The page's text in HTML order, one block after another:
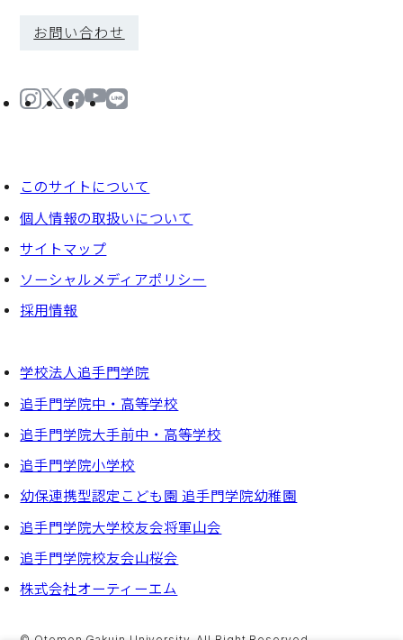
お問い合わせ
このサイトについて
個⼈情報の取扱いについて
サイトマップ
ソーシャルメディアポリシー
採⽤情報
学校法人追手門学院
追手門学院中・高等学校
追手門学院大手前中・高等学校
追手門学院小学校
幼保連携型認定こども園 追手門学院幼稚園
追手門学院大学校友会将軍山会
追手門学院校友会山桜会
株式会社オーティーエム